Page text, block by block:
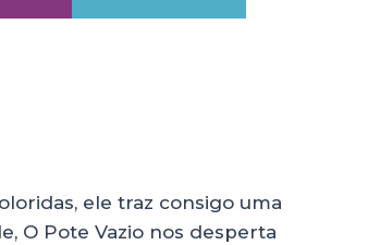
ele traz consigo uma
O Pote Vazio nos desperta